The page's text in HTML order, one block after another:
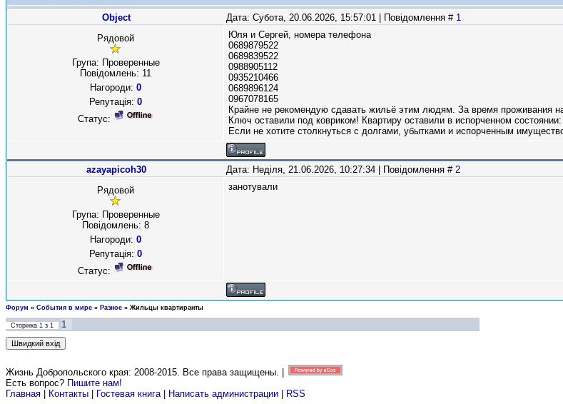
Object Дата: Субота, 20.06.2026, 15:57:01 | Повідомлення # 1
Рядовой
Група: Проверенные
Повідомлень: 11
Нагороди: 0
Репутація: 0
Статус:
Юля и Сергей, номера телефона
0689879522
0689839522
0988905112
0935210466
0689896124
0967078165
Крайне не рекомендую сдавать жильё этим людям. За время проживания
Ключ оставили под ковриком! Квартиру оставили в испорченном
Если не хотите столкнуться с долгами, убытками и испорченным
azayapicoh30 Дата: Неділя, 21.06.2026, 10:27:34 | Повідомлення # 2
Рядовой
Група: Проверенные
Повідомлень: 8
Нагороди: 0
Репутація: 0
Статус:
занотували
Форум » События в мире » Разное » Жильцы квартиранты
Сторінка 1 з 1
1
Жизнь Добропольского края: 2008-2015. Все права защищены. |
Есть вопрос? Пишите нам!
Главная
Контакты Гостевая книга| Написать администрации RSS